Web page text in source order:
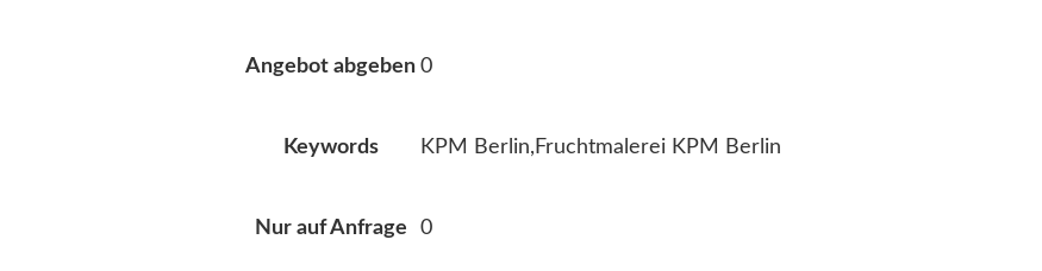
Angebot abgeben 0
Keywords KPM Berlin,Fruchtmalerei KPM Berlin
Nur auf Anfrage 0